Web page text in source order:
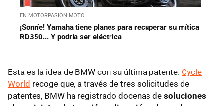
EN MOTORPASION MOTO
¡Sonríe! Yamaha tiene planes para recuperar su mítica
RD350... Y podría ser eléctrica
Esta es la idea de BMW con su última patente. Cycle
World recoge que, a través de tres solicitudes de
patentes, BMW ha registrado docenas de soluciones